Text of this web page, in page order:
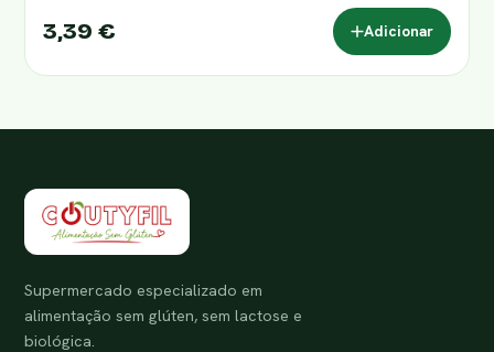
3,39 € Adicionar
Supermercado especializado em
alimentação sem glúten, sem lactose e
biológica.